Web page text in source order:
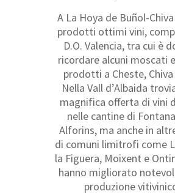
A La Hoya de Buñol-
prodotti ottimi vini,
D.O. Valencia, tra cui è
ricordare alcuni moscati
prodotti a Cheste,
Nella Vall d’Albaida
magnifica offerta di vini
nelle cantine di
Alforins, ma anche in
di comuni limitrofi come
la Figuera, Moixent e
hanno migliorato
produzione